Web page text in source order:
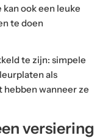
ook een leuke
te doen
te zijn: simpele
als
wanneer ze
versiering